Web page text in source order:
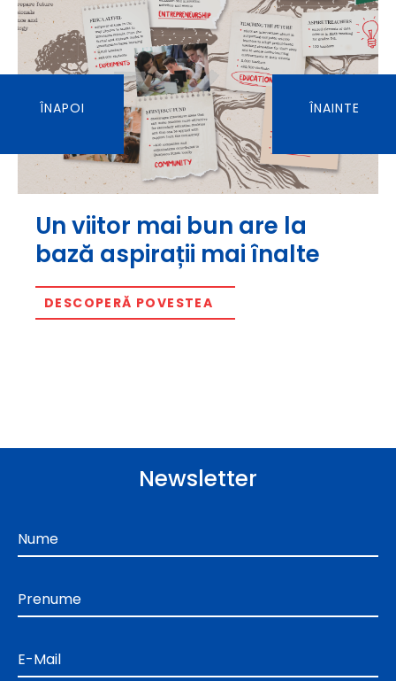
Un viitor mai bun are la
bază aspirații mai înalte
DESCOPERĂ POVESTEA
ÎNAPOI ÎNAINTE
Newsletter
Nume
Prenume
E-Mail